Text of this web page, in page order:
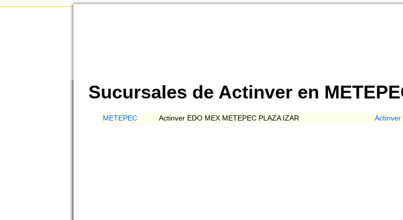
Sucursales de Actinver en
METEPEC Actinver EDO MEX METEPEC PLAZA IZAR Actinver